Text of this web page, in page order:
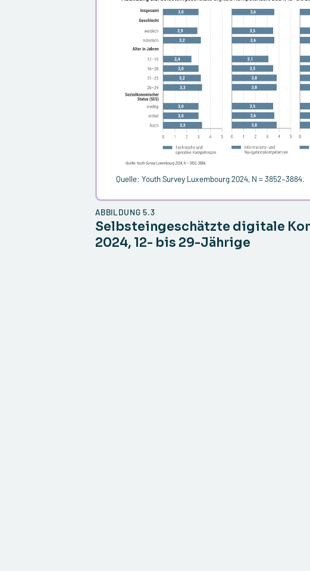
Quelle: Youth Survey Luxembourg 2024, N = 3852–3884.
ABBILDUNG 5.3
Selbsteingeschätzte digitale
2024, 12- bis 29-Jährige